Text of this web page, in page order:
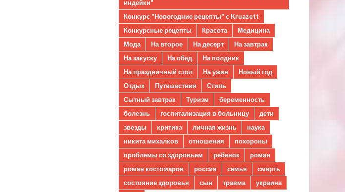
индейки"
Конкурс "Новогодние рецепты" с Kruazett
Конкурсные рецепты
Красота
Медицина
Мода
На второе На десерт
На завтрак
На закуску
На обед
На полдник
На праздничный стол
На ужин
Новый год
Отдых
Путешествия
Стиль
Сытный завтрак
Туризм
беременность
болезнь
госпитализация в больницу
дети
звезды
критика личная жизнь
наука
никита михалков
отношения
похороны
проблемы со здоровьем
ребенок
роман
роман костомаров
россия семья
смерть
состояние здоровья
сын травма украина